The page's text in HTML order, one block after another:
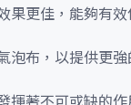
更佳，能夠有
布，以提供更
著不可或缺的